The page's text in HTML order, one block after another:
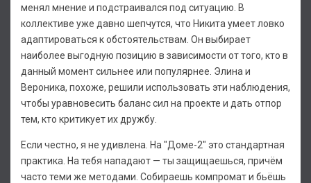
менял мнение и подстраивался под ситуацию. В
коллективе уже давно шепчутся, что Никита умеет ловко
адаптироваться к обстоятельствам. Он выбирает
наиболее выгодную позицию в зависимости от того, кто в
данный момент сильнее или популярнее. Элина и
Вероника, похоже, решили использовать эти наблюдения,
чтобы уравновесить баланс сил на проекте и дать отпор
тем, кто критикует их дружбу.
Если честно, я не удивлена. На "Доме-2" это стандартная
практика. На тебя нападают — ты защищаешься, причём
часто теми же методами. Собираешь компромат и бьёшь